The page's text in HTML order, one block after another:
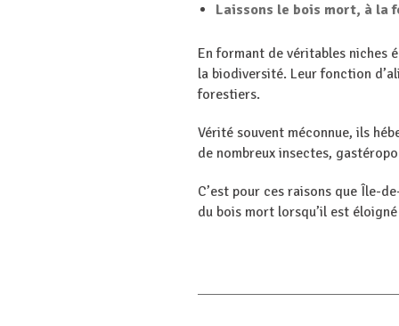
Laissons le bois mort, à la
En formant de véritables niches
la biodiversité. Leur fonction
forestiers.
Vérité souvent méconnue, ils
de nombreux insectes,
C’est pour ces raisons que Île-
du bois mort lorsqu’il est